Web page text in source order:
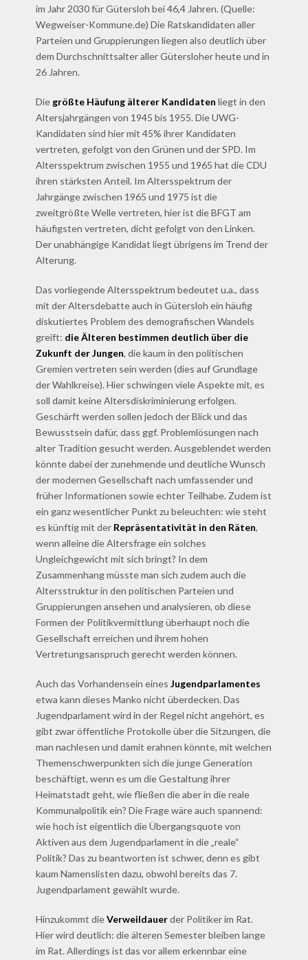
im Jahr 2030 für Gütersloh bei 46,4 Jahren. (Quelle:
Wegweiser-Kommune.de) Die Ratskandidaten aller
Parteien und Gruppierungen liegen also deutlich über
dem Durchschnittsalter aller Gütersloher heute und in
26 Jahren.
Die größte Häufung älterer Kandidatenliegt in den
Altersjahrgängen von 1945 bis 1955. Die UWG-
Kandidaten sind hier mit 45% ihrer Kandidaten
vertreten, gefolgt von den Grünen und der SPD. Im
Altersspektrum zwischen 1955 und 1965 hat die CDU
ihren stärksten Anteil. Im Altersspektrum der
Jahrgänge zwischen 1965 und 1975 ist die
zweitgrößte Welle vertreten, hier ist die BFGT am
häufigsten vertreten, dicht gefolgt von den Linken.
Der unabhängige Kandidat liegt übrigens im Trend der
Alterung.
Das vorliegende Altersspektrum bedeutet u.a., dass
mit der Altersdebatte auch in Gütersloh ein häufig
diskutiertes Problem des demografischen Wandels
greift: die Älteren bestimmen deutlich über die
Zukunft der Jungen, die kaum in den politischen
Gremien vertreten sein werden (dies auf Grundlage
der Wahlkreise). Hier schwingen viele Aspekte mit, es
soll damit keine Altersdiskriminierung erfolgen.
Geschärft werden sollen jedoch der Blick und das
Bewusstsein dafür, dass ggf. Problemlösungen nach
alter Tradition gesucht werden. Ausgeblendet werden
könnte dabei der zunehmende und deutliche Wunsch
der modernen Gesellschaft nach umfassender und
früher Informationen sowie echter Teilhabe. Zudem ist
ein ganz wesentlicher Punkt zu beleuchten: wie steht
es künftig mit der Repräsentativität in den Räten,
wenn alleine die Altersfrage ein solches
Ungleichgewicht mit sich bringt? In dem
Zusammenhang müsste man sich zudem auch die
Altersstruktur in den politischen Parteien und
Gruppierungen ansehen und analysieren, ob diese
Formen der Politikvermittlung überhaupt noch die
Gesellschaft erreichen und ihrem hohen
Vertretungsanspruch gerecht werden können.
Auch das Vorhandensein einesJugendparlamentes
etwa kann dieses Manko nicht überdecken. Das
Jugendparlament wird in der Regel nicht angehört, es
gibt zwar öffentliche Protokolle über die Sitzungen, die
man nachlesen und damit erahnen könnte, mit welchen
Themenschwerpunkten sich die junge Generation
beschäftigt, wenn es um die Gestaltung ihrer
Heimatstadt geht, wie fließen die aber in die reale
Kommunalpolitik ein? Die Frage wäre auch spannend:
wie hoch ist eigentlich die Übergangsquote von
Aktiven aus dem Jugendparlament in die „reale“
Politik? Das zu beantworten ist schwer, denn es gibt
kaum Namenslisten dazu, obwohl bereits das 7.
Jugendparlament gewählt wurde.
Hinzukommt dieVerweildauerder Politiker im Rat.
Hier wird deutlich: die älteren Semester bleiben lange
im Rat. Allerdings ist das vor allem erkennbar eine